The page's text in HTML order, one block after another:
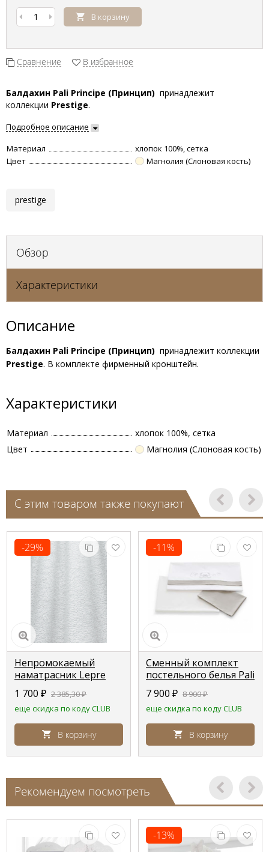
В корзину
Сравнение В избранное
Балдахин Pali Principe (Принцип) принадлежит
коллекции Prestige.
Подробное описание
Материал
хлопок 100%, сетка
Цвет
Магнолия (Слоновая кость)
prestige
Обзор
Характеристики
Описание
Балдахин Pali Principe (Принцип) принадлежит коллекции
Prestige. В комплекте фирменный кронштейн.
Характеристики
Материал
хлопок 100%, сетка
Цвет
Магнолия (Слоновая кость)
С этим товаром также покупают
-29%
Непромокаемый
наматрасник Lepre
для кроваток Pali
1 700 ₽ 2 385,30₽
еще скидка по коду CLUB
В корзину
-11%
Сменный комплект
постельного белья Pali
Bonnie
7 900 ₽ 8 900₽
еще скидка по коду CLUB
В корзину
Рекомендуем посмотреть
-13%